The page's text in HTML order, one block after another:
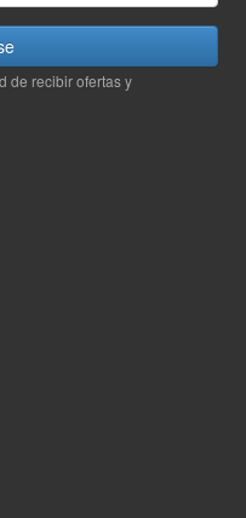
de recibir ofertas y